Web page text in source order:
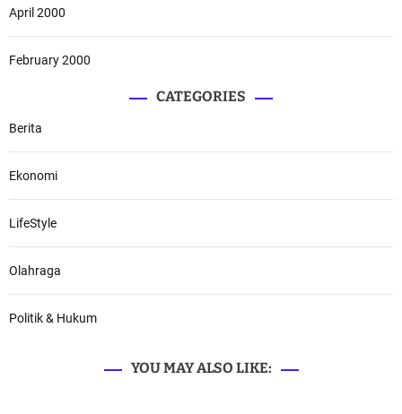
April 2000
February 2000
CATEGORIES
Berita
Ekonomi
LifeStyle
Olahraga
Politik & Hukum
YOU MAY ALSO LIKE: